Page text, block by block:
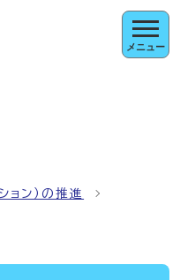
メニュー
ョン）の推進